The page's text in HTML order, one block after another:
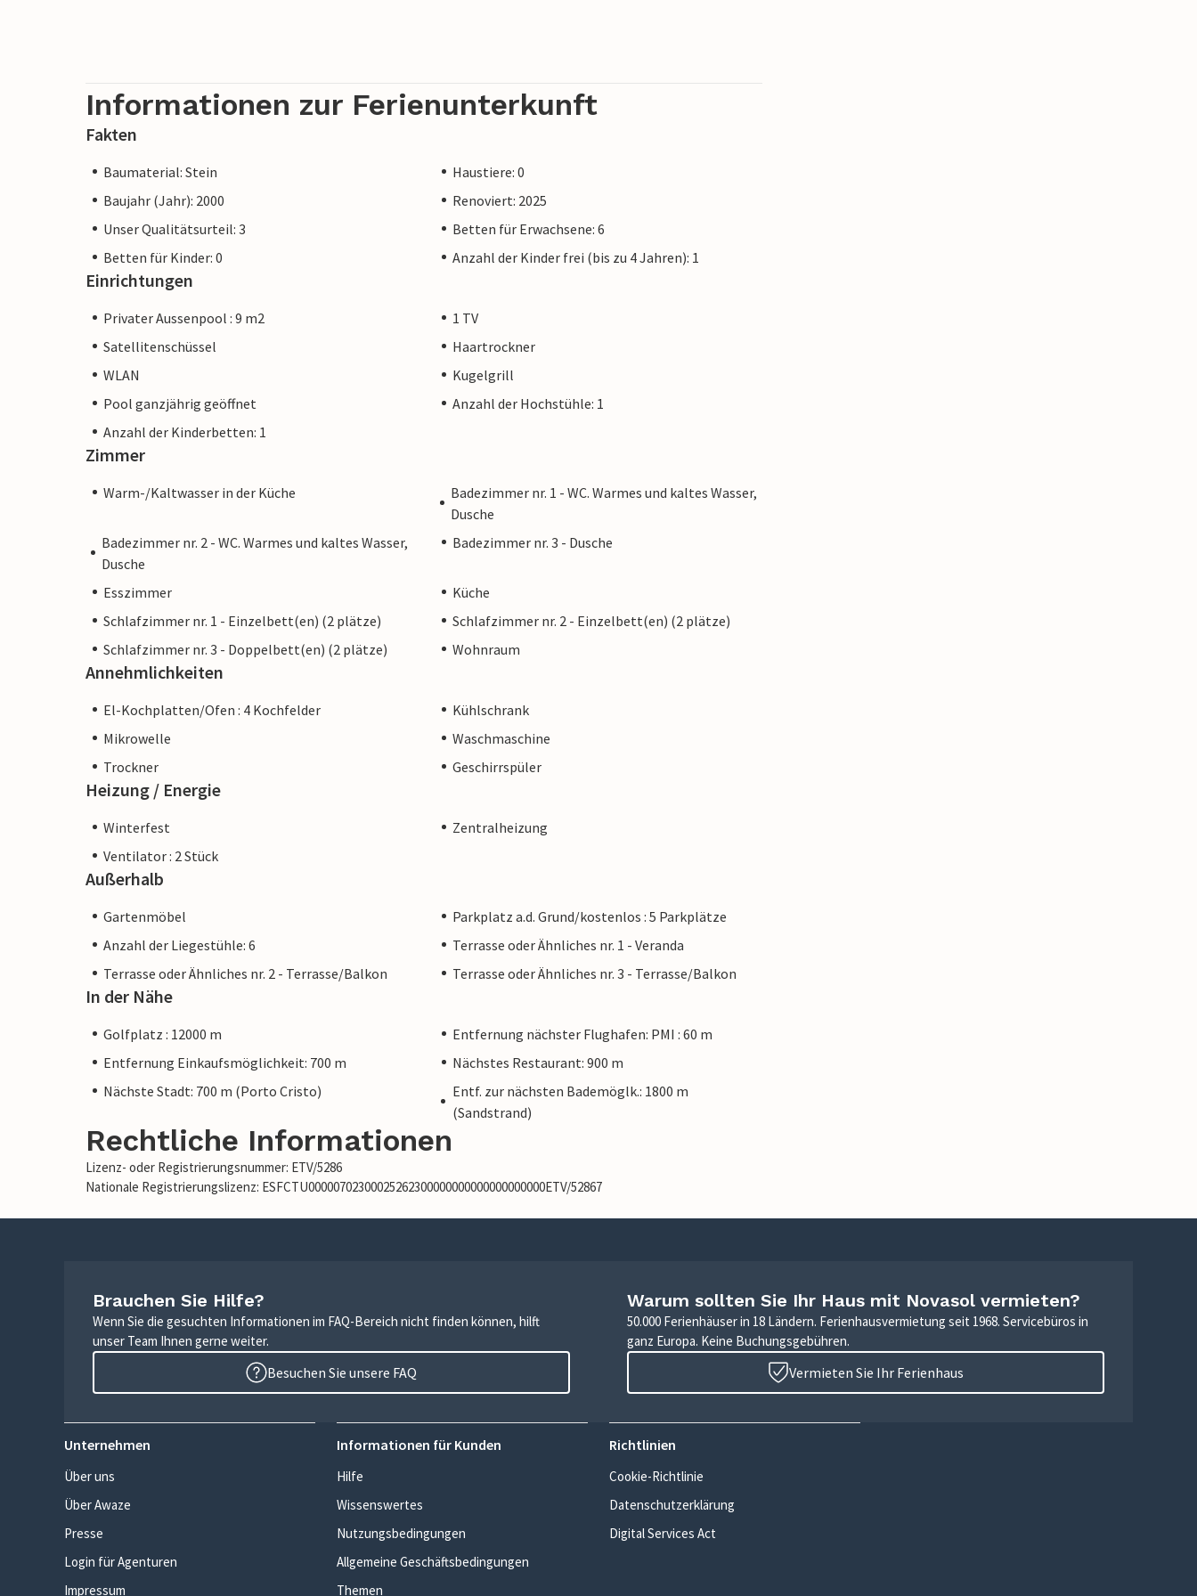
Informationen zur Ferienunterkunft
Fakten
Baumaterial: Stein
Haustiere: 0
Baujahr (Jahr): 2000
Renoviert: 2025
Unser Qualitätsurteil: 3
Betten für Erwachsene: 6
Betten für Kinder: 0
Anzahl der Kinder frei (bis zu 4 Jahren): 1
Einrichtungen
Privater Aussenpool : 9 m2
1 TV
Satellitenschüssel
Haartrockner
WLAN
Kugelgrill
Pool ganzjährig geöffnet
Anzahl der Hochstühle: 1
Anzahl der Kinderbetten: 1
Zimmer
Warm-/Kaltwasser in der Küche
Badezimmer nr. 1 - WC. Warmes und kaltes Wasser,
Dusche
Badezimmer nr. 2 - WC. Warmes und kaltes Wasser,
Dusche
Badezimmer nr. 3 - Dusche
Esszimmer
Küche
Schlafzimmer nr. 1 - Einzelbett(en) (2 plätze)
Schlafzimmer nr. 2 - Einzelbett(en) (2 plätze)
Schlafzimmer nr. 3 - Doppelbett(en) (2 plätze)
Wohnraum
Annehmlichkeiten
El-Kochplatten/Ofen : 4 Kochfelder
Kühlschrank
Mikrowelle
Waschmaschine
Trockner
Geschirrspüler
Heizung / Energie
Winterfest
Zentralheizung
Ventilator : 2 Stück
Außerhalb
Gartenmöbel
Parkplatz a.d. Grund/kostenlos : 5 Parkplätze
Anzahl der Liegestühle: 6
Terrasse oder Ähnliches nr. 1 - Veranda
Terrasse oder Ähnliches nr. 2 - Terrasse/Balkon
Terrasse oder Ähnliches nr. 3 - Terrasse/Balkon
In der Nähe
Golfplatz : 12000 m
Entfernung nächster Flughafen: PMI : 60 m
Entfernung Einkaufsmöglichkeit: 700 m
Nächstes Restaurant: 900 m
Nächste Stadt: 700 m (Porto Cristo)
Entf. zur nächsten Bademöglk.: 1800 m
(Sandstrand)
Rechtliche Informationen
Lizenz- oder Registrierungsnummer: ETV/5286
Nationale Registrierungslizenz: ESFCTU00000702300025262300000000000000000000ETV/52867
Brauchen Sie Hilfe?
Wenn Sie die gesuchten Informationen im FAQ-Bereich nicht finden können, hilft
unser Team Ihnen gerne weiter.
Besuchen Sie unsere FAQ
Warum sollten Sie Ihr Haus mit Novasol vermieten?
50.000 Ferienhäuser in 18 Ländern. Ferienhausvermietung seit 1968. Servicebüros in
ganz Europa. Keine Buchungsgebühren.
Vermieten Sie Ihr Ferienhaus
Unternehmen
Über uns
Über Awaze
Presse
Login für Agenturen
Impressum
Informationen für Kunden
Hilfe
Wissenswertes
Nutzungsbedingungen
Allgemeine Geschäftsbedingungen
Themen
Richtlinien
Cookie-Richtlinie
Datenschutzerklärung
Digital Services Act